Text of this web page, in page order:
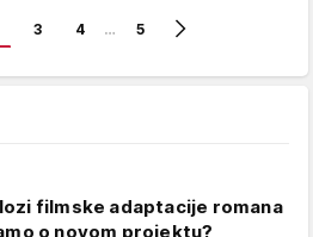
3 4 … 5
filmske adaptacije romana
o novom projektu?